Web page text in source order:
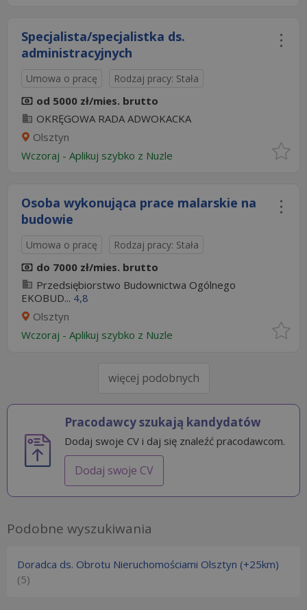
Specjalista/specjalistka ds.
administracyjnych
Umowa o pracę Rodzaj pracy: Stała
od 5000 zł/mies. brutto
OKRĘGOWA RADA ADWOKACKA
Olsztyn
Wczoraj - Aplikuj szybko z Nuzle
Osoba wykonująca prace malarskie na
budowie
Umowa o pracę Rodzaj pracy: Stała
do 7000 zł/mies. brutto
Przedsiębiorstwo Budownictwa Ogólnego
EKOBUD... 4,8
Olsztyn
Wczoraj - Aplikuj szybko z Nuzle
więcej podobnych
Pracodawcy szukają kandydatów
Dodaj swoje CV i daj się znaleźć pracodawcom.
Dodaj swoje CV
Podobne wyszukiwania
Doradca ds. Obrotu Nieruchomościami Olsztyn (+25km)
(5)